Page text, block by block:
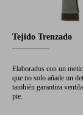
Tejido Trenzado
Elaborados con un
que no solo añade un
también garantiza
pie.